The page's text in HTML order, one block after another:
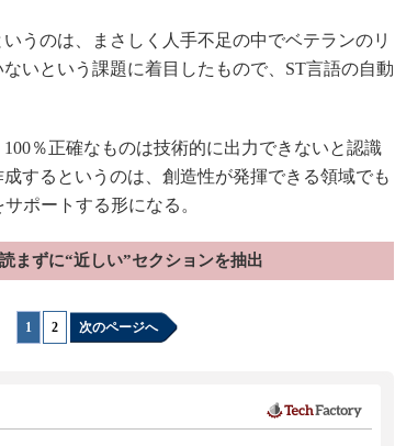
うのは、まさしく人手不足の中でベテランのリ
いという課題に着目したもので、ST言語の自動
％正確なものは技術的に出力できないと認識
するというのは、創造性が発揮できる領域でも
ポートする形になる。
まずに“近しい”セクションを抽出
1 2 次のページへ